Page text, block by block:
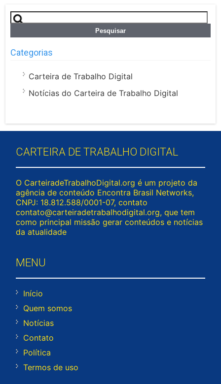
Pesquisar
por:
Categorias
Carteira de Trabalho Digital
Notícias do Carteira de Trabalho Digital
CARTEIRA DE TRABALHO DIGITAL
O CarteiradeTrabalhoDigital.org é um projeto da
agência de conteúdo Encontra Brasil Networks,
CNPJ: 18.812.588/0001-07, contato
contato@carteiradetrabalhodigital.org, que tem
como principal missão gerar conteúdos e notícias
da atualidade
MENU
Início
Quem somos
Notícias
Contato
Política
Termos de uso